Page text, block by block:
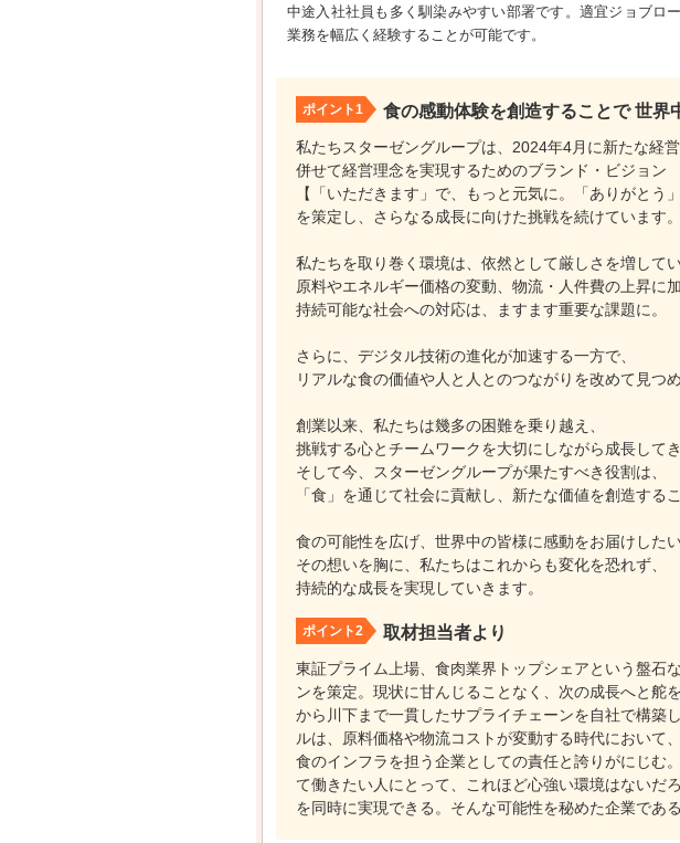
中途入社社員も多く馴染みやすい部署です。適宜ジョブロ
業務を幅広く経験することが可能です。
ポイント1 食の感動体験を創造することで 世界
私たちスターゼングループは、2024年4月に新たな経営
併せて経営理念を実現するためのブランド・ビジョン
【「いただきます」で、もっと元気に。「ありがとう
を策定し、さらなる成長に向けた挑戦を続けています。
私たちを取り巻く環境は、依然として厳しさを増してい
原料やエネルギー価格の変動、物流・人件費の上昇に加
持続可能な社会への対応は、ますます重要な課題に。
さらに、デジタル技術の進化が加速する一方で、
リアルな食の価値や人と人とのつながりを改めて見つ
創業以来、私たちは幾多の困難を乗り越え、
挑戦する心とチームワークを大切にしながら成長してき
そして今、スターゼングループが果たすべき役割は、
「食」を通じて社会に貢献し、新たな価値を創造するこ
食の可能性を広げ、世界中の皆様に感動をお届けしたい
その想いを胸に、私たちはこれからも変化を恐れず、
持続的な成長を実現していきます。
ポイント2 取材担当者より
東証プライム上場、食肉業界トップシェアという盤石
ンを策定。現状に甘んじることなく、次の成長へと舵
から川下まで一貫したサプライチェーンを自社で構築
ルは、原料価格や物流コストが変動する時代において
食のインフラを担う企業としての責任と誇りがにじむ
て働きたい人にとって、これほど心強い環境はないだ
を同時に実現できる。そんな可能性を秘めた企業である